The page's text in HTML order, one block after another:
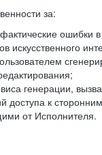
за:
ошибки
искусственного
генерации,
доступа к
от Исполнителя.